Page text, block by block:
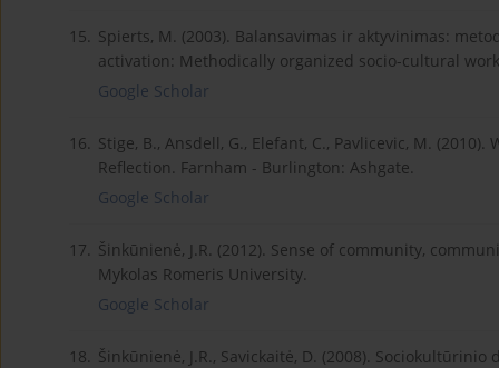
15. Spierts, M. (2003). Balansavimas ir aktyvinimas:
activation: Methodically organized socio-cultural
Google Scholar
16. Stige, B., Ansdell, G., Elefant, C., Pavlicevic, M.
Reflection. Farnham - Burlington: Ashgate.
Google Scholar
17. Šinkūnienė, J.R. (2012). Sense of community,
Mykolas Romeris University.
Google Scholar
18. Šinkūnienė, J.R., Savickaitė, D. (2008).